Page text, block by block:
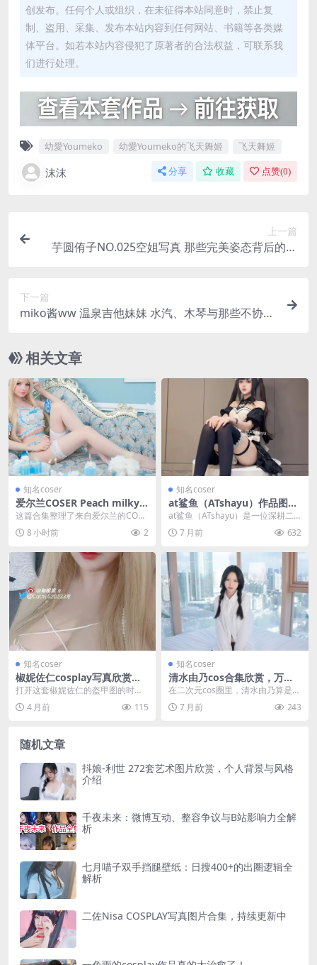
创发布。任何个人或组织，在未征得本站同意时，禁止复
制、盗用、采集、发布本站内容到任何网站、书籍等各类媒
体平台。如若本站内容侵犯了原著者的合法权益，可联系我
们进行处理。
幼愛Youmeko 幼愛Youmeko的飞天舞姬 飞天舞姬
沫沫 分享 收藏 点赞(0)
上一篇
芋圆侑子NO.025空姐写真 那些完美姿态背后的真
下一篇
miko酱ww 温泉吉他妹妹 水汽、木琴与那些不协调
相关文章
知名coser
爱尔兰COSER Peach milky C
OSPLAY写真合集
这篇合集整理了来自爱尔兰的COSE
R Peach milky目前能在国内找到的
C...8 小时前 2
知名coser
at鲨鱼（ATshayu）作品图
鉴：图包、写真及关联内容解
析
at鲨鱼（ATshayu）是一位深耕二
次元与生活向赛道的写真创作者，
作品风格跨度...
7 月前 632
知名coser
椒妮佐仁cosplay写真欣赏，
这样的coser图库是网站必备
的作品
打开这套椒妮佐仁的盔甲图的时
候，我正在整理硬盘里的cosplay写
真收藏夹。看完...
4 月前 115
知名coser
清水由乃cos合集欣赏，万华
镜雪女名场面及最新作品盘点
在二次元cos圈里，清水由乃算是风
格很鲜明的一位。她不追求高产，
但每部作品都能精...
7 月前 243
随机文章
抖娘-利世 272套艺术图片欣赏，个人背景与风格
介绍
千夜未来：微博互动、整容争议与B站影响力全解
析
七月喵子双手挡腿壁纸：日搜400+的出圈逻辑全
解析
二佐Nisa COSPLAY写真图片合集，持续更新中